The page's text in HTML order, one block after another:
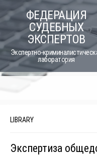
to
content
ФЕДЕРАЦИЯ
СУДЕБНЫХ
ЭКСПЕРТОВ
Экспертно-
лаборатория
LIBRARY
Экспертиза